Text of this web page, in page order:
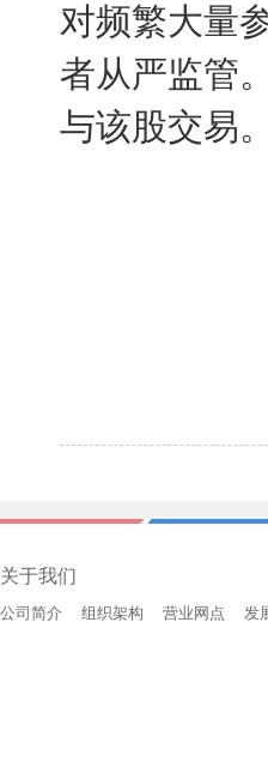
对频繁大量
者从严监管
与该股交易。
关于我们
公司简介 组织架构 营业网点 发